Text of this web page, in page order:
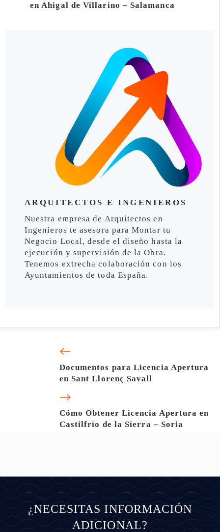
en Ahigal de Villarino – Salamanca
ARQUITECTOS E INGENIEROS
Nuestra empresa de Arquitectos en
Ingenieros te asesora para Montar tu
Negocio Local, desde el diseño hasta la
ejecución y supervisión de la Obra.
Tenemos extrecha colaboración con los
Ayuntamientos de toda España.
Documentos para Licencia Apertura
en Sant Llorenç Savall
Cómo Obtener Licencia Apertura en
Castilfrío de la Sierra – Soria
¿NECESITAS INFORMACIÓN
ADICIONAL?